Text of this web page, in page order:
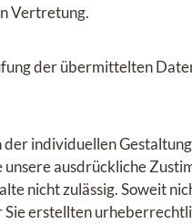
Vertretung.
der übermittelten
der individuellen
ausdrückliche
nicht zulässig. Soweit
erstellten